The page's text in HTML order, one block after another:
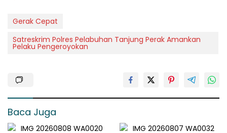
Gerak Cepat
Satreskrim Polres Pelabuhan Tanjung Perak Amankan
Pelaku Pengeroyokan
Baca Juga